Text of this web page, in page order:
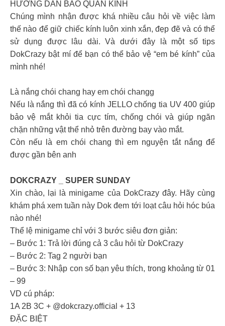
HƯỚNG DẪN BẢO QUẢN KÍNH
Chúng mình nhận được khá nhiều câu hỏi về việc làm
thế nào để giữ chiếc kính luôn xinh xắn, đẹp đẽ và có thể
sử dụng được lâu dài. Và dưới đây là một số tips
DokCrazy bật mí để bạn có thể bảo vệ “em bé kính” của
mình nhé!
Là nắng chói chang hay em chói changg
Nếu là nắng thì đã có kính JELLO chống tia UV 400 giúp
bảo vệ mắt khỏi tia cực tím, chống chói và giúp ngăn
chặn những vật thể nhỏ trên đường bay vào mắt.
Còn nếu là em chói chang thì em nguyện tắt nắng để
được gần bên anh
DOKCRAZY _ SUPER SUNDAY
Xin chào, lại là minigame của DokCrazy đây. Hãy cùng
khám phá xem tuần này Dok đem tới loạt câu hỏi hóc búa
nào nhé!
Thể lệ minigame chỉ với 3 bước siêu đơn giản:
– Bước 1: Trả lời đúng cả 3 câu hỏi từ DokCrazy
– Bước 2: Tag 2 người bạn
– Bước 3: Nhập con số bạn yêu thích, trong khoảng từ 01
– 99
VD cú pháp:
1A 2B 3C + @dokcrazy.official + 13
ĐẶC BIỆT